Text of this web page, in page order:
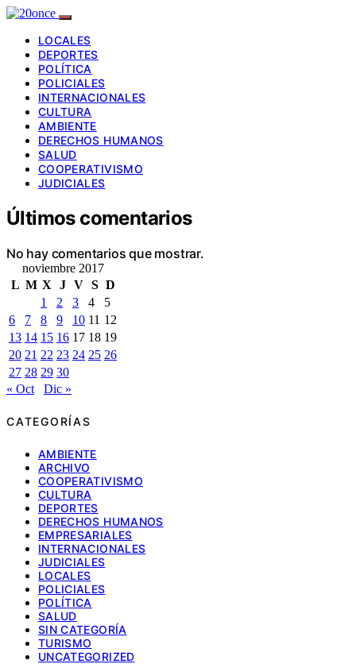
LOCALES
DEPORTES
POLÍTICA
POLICIALES
INTERNACIONALES
CULTURA
AMBIENTE
DERECHOS HUMANOS
SALUD
COOPERATIVISMO
JUDICIALES
Últimos comentarios
No hay comentarios que mostrar.
noviembre 2017
L M X J V S D
1
2 3 4
5
6
7 8 9 10 11 12
13 14 15 16 17 18 19
20 21 22 23 24 25 26
27 28 29 30
« Oct
Dic »
CATEGORÍAS
AMBIENTE
ARCHIVO
COOPERATIVISMO
CULTURA
DEPORTES
DERECHOS HUMANOS
EMPRESARIALES
INTERNACIONALES
JUDICIALES
LOCALES
POLICIALES
POLÍTICA
SALUD
SIN CATEGORÍA
TURISMO
UNCATEGORIZED